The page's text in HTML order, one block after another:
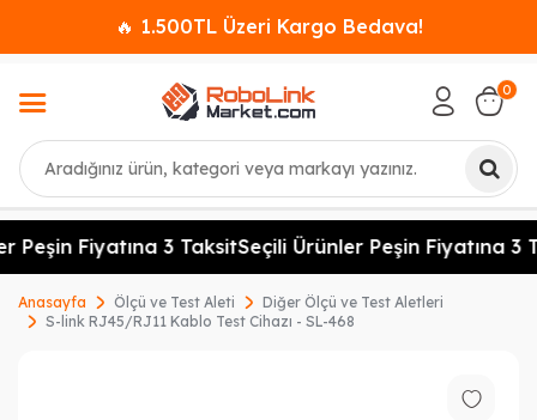
🔥 1.500TL Üzeri Kargo Bedava!
Ara
0
Peşin Fiyatına 3 TaksitSeçili Ürünler Peşin Fiyatına 3
Anasayfa Ölçü ve Test Aleti
Diğer Ölçü ve Test Aletleri
S-link RJ45/RJ11 Kablo Test Cihazı - SL-468